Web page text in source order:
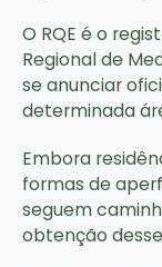
O RQE é o
Regional de
se anunciar
determinada
Embora
formas de
seguem
obtenção